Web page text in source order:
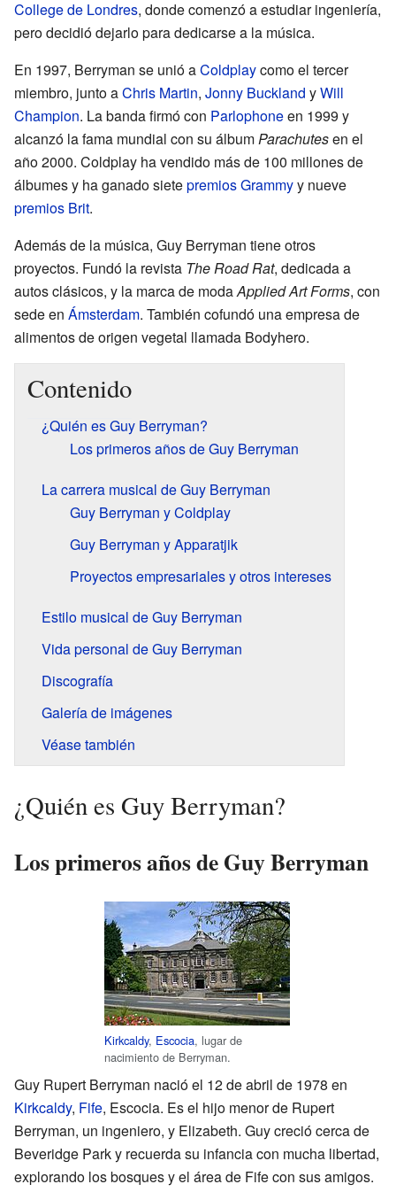
College de Londres, donde comenzó a estudiar ingeniería,
pero decidió dejarlo para dedicarse a la música.
En 1997, Berryman se unió aColdplaycomo el tercer
miembro, junto aChris Martin, Jonny Buckland yWill
Champion. La banda firmó con Parlophoneen 1999 y
alcanzó la fama mundial con su álbumParachutesen el
año 2000. Coldplay ha vendido más de 100 millones de
álbumes y ha ganado sietepremios Grammyy nueve
premios Brit.
Además de la música, Guy Berryman tiene otros
proyectos. Fundó la revista The Road Rat, dedicada a
autos clásicos, y la marca de modaApplied Art Forms, con
sede en Ámsterdam. También cofundó una empresa de
alimentos de origen vegetal llamada Bodyhero.
Contenido
¿Quién es Guy Berryman?
Los primeros años de Guy Berryman
La carrera musical de Guy Berryman
Guy Berryman y Coldplay
Guy Berryman y Apparatjik
Proyectos empresariales y otros intereses
Estilo musical de Guy Berryman
Vida personal de Guy Berryman
Discografía
Galería de imágenes
Véase también
¿Quién es Guy Berryman?
Los primeros años de Guy Berryman
Kirkcaldy, Escocia, lugar de
nacimiento de Berryman.
Guy Rupert Berryman nació el 12 de abril de 1978 en
Kirkcaldy, Fife, Escocia. Es el hijo menor de Rupert
Berryman, un ingeniero, y Elizabeth. Guy creció cerca de
Beveridge Park y recuerda su infancia con mucha libertad,
explorando los bosques y el área de Fife con sus amigos.